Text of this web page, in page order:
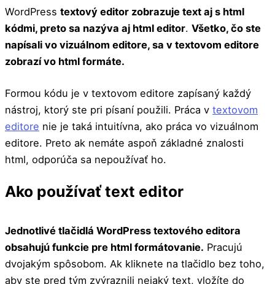
WordPress textový editor zobrazuje text aj s html
kódmi, preto sa nazýva aj html editor. Všetko, čo ste
napísali vo vizuálnom editore, sa v textovom editore
zobrazí vo html formáte.
Formou kódu je v textovom editore zapísaný každý
nástroj, ktorý ste pri písaní použili. Práca v textovom
editore nie je taká intuitívna, ako práca vo vizuálnom
editore. Preto ak nemáte aspoň základné znalosti
html, odporúča sa nepoužívať ho.
Ako používať text editor
Jednotlivé tlačidlá WordPress textového editora
obsahujú funkcie pre html formátovanie. Pracujú
dvojakým spôsobom. Ak kliknete na tlačidlo bez toho,
aby ste pred tým zvýraznili nejaký text, vložíte do